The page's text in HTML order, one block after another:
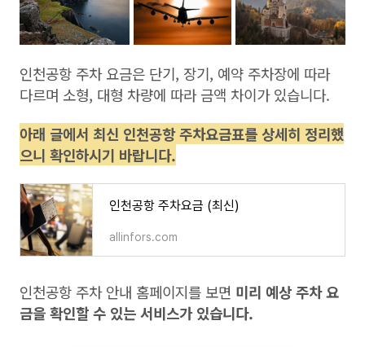
인천공항 주차 요금은 단기, 장기, 예약 주차장에 따라
다르며 소형, 대형 차량에 따라 금액 차이가 있습니다.
아래 글에서 최신 인천공항 주차요금표를 상세히 정리했
으니 확인하시기 바랍니다.
인천공항 주차요금 (최신)
allinfors.com
인천공항 주차 안내 홈페이지를 보면 미리 예상 주차 요
금을 확인할 수 있는 서비스가 있습니다.